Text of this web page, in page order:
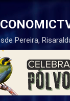
Pereira,